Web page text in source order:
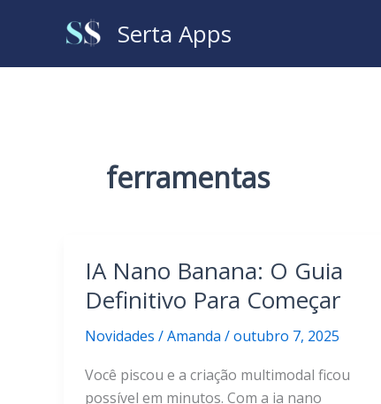
Serta Apps
ferramentas
IA Nano Banana: O Guia
Definitivo Para Começar
Novidades /Amanda /outubro 7, 2025
Você piscou e a criação multimodal ficou
possível em minutos. Com a ia nano